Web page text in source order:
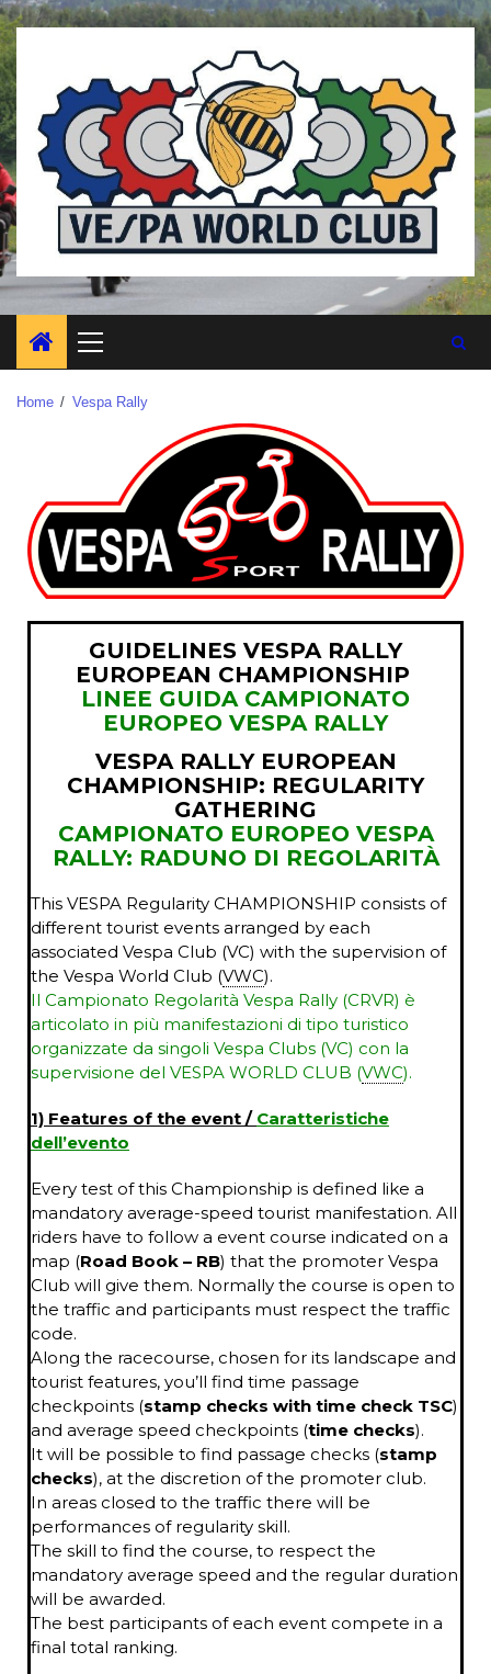
Home Vespa Rally
GUIDELINES VESPA RALLY
EUROPEAN CHAMPIONSHIP
LINEE GUIDA CAMPIONATO
EUROPEO VESPA RALLY
VESPA RALLY EUROPEAN
CHAMPIONSHIP: REGULARITY
GATHERING
CAMPIONATO EUROPEO VESPA
RALLY: RADUNO DI REGOLARITÀ
This VESPA Regularity CHAMPIONSHIP consists of
different tourist events arranged by each
associated Vespa Club (VC) with the supervision of
the Vespa World Club (VWC).
Il Campionato Regolarità Vespa Rally (CRVR) è
articolato in più manifestazioni di tipo turistico
organizzate da singoli Vespa Clubs (VC) con la
supervisione del VESPA WORLD CLUB (VWC).
1) Features of the event / Caratteristiche
dell’evento
Every test of this Championship is defined like a
mandatory average-speed tourist manifestation. All
riders have to follow a event course indicated on a
map (Road Book – RB) that the promoter Vespa
Club will give them. Normally the course is open to
the traffic and participants must respect the traffic
code.
Along the racecourse, chosen for its landscape and
tourist features, you’ll find time passage
checkpoints (stamp checks with time check TSC)
and average speed checkpoints (time checks).
It will be possible to find passage checks (stamp
checks), at the discretion of the promoter club.
In areas closed to the traffic there will be
performances of regularity skill.
The skill to find the course, to respect the
mandatory average speed and the regular duration
will be awarded.
The best participants of each event compete in a
final total ranking.